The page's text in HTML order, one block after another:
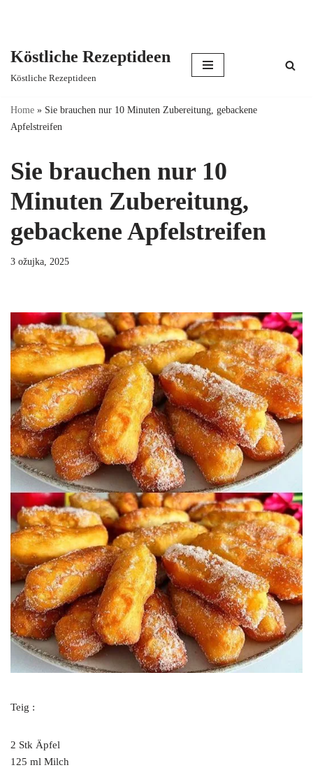
content
Köstliche Rezeptideen
Köstliche Rezeptideen
Home » Sie brauchen nur 10 Minuten Zubereitung, gebackene
Apfelstreifen
Sie brauchen nur 10
Minuten Zubereitung,
gebackene Apfelstreifen
3 ožujka, 2025
Teig :
2 Stk Äpfel
125 ml Milch